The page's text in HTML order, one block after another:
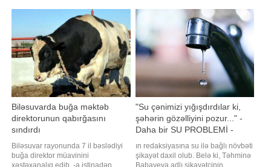
xidməti məlumat yayıb. Bildirilib ki,
təxminən bir həftə əvvəl Rusiyanın
hakim "Vahid Rusiya"
Təhlükəsizliyi İnstitutundan bildirilib
ki, gündəlik qida rasionunda super
qidaların istehlakın
Biləsuvarda buğa məktəb
direktorunun qabırğasını
sındırdı
Biləsuvar rayonunda 7 il bəslədiyi
buğa direktor müavinini
xəstəxanalıq edib. -a istinadən
"Su çənimizi yığışdırdılar ki,
şəhərin gözəlliyini pozur..." -
Daha bir SU PROBLEMİ -
ŞİKAYƏT - AÇIQLAMA
ın redaksiyasına su ilə bağlı növbəti
şikayət daxil olub. Belə ki, Təhminə
Babayeva adlı şikayətçinin